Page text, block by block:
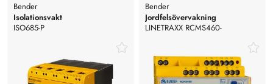
Bender
Isolationsvakt
ISO685-P
Bender
Jordfelsövervakning
LINETRAXX RCMS460-